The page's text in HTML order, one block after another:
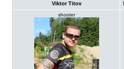
Viktor Titov
shooter